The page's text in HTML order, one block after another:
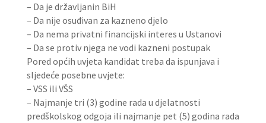
– Da je državljanin BiH
– Da nije osuđivan za kazneno djelo
– Da nema privatni financijski interes u Ustanovi
– Da se protiv njega ne vodi kazneni postupak
Pored općih uvjeta kandidat treba da ispunjava i
sljedeće posebne uvjete:
– VSS ili VŠS
– Najmanje tri (3) godine rada u djelatnosti
predškolskog odgoja ili najmanje pet (5) godina rada